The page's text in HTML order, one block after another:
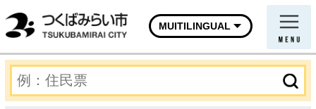
MUITILINGUAL